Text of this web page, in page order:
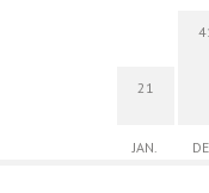
21
JAN.